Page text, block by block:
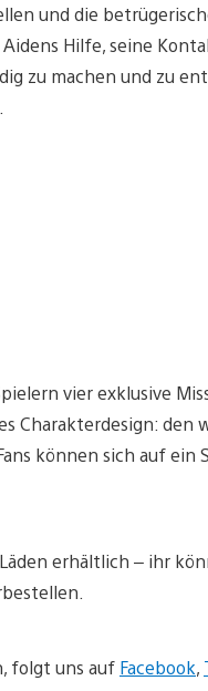
und die
Hilfe, seine
zu machen und zu
vier exklusive
Charakterdesign:
können sich auf
erhältlich – ihr
folgt uns auf Facebook,